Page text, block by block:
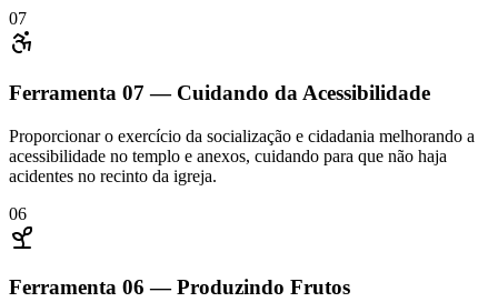
07
Ferramenta 07 — Cuidando da Acessibilidade
Proporcionar o exercício da socialização e cidadania melhorando a
acessibilidade no templo e anexos, cuidando para que não haja
acidentes no recinto da igreja.
06
Ferramenta 06 —Produzindo Frutos